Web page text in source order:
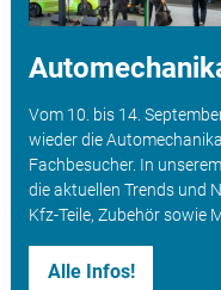
Vom 10. bis 14.
wieder die
Fachbesucher. In
die aktuellen Trends und
Kfz-Teile, Zubehör sowie
Alle Infos!